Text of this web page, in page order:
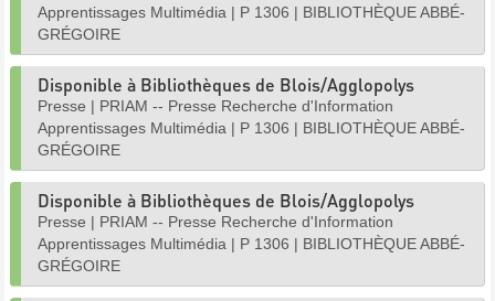
Apprentissages Multimédia | P 1306 | BIBLIOTHÈQUE ABBÉ-
GRÉGOIRE
Disponible à Bibliothèques de Blois/Agglopolys
Presse | PRIAM -- Presse Recherche d'Information
Apprentissages Multimédia | P 1306 | BIBLIOTHÈQUE ABBÉ-
GRÉGOIRE
Disponible à Bibliothèques de Blois/Agglopolys
Presse | PRIAM -- Presse Recherche d'Information
Apprentissages Multimédia | P 1306 | BIBLIOTHÈQUE ABBÉ-
GRÉGOIRE